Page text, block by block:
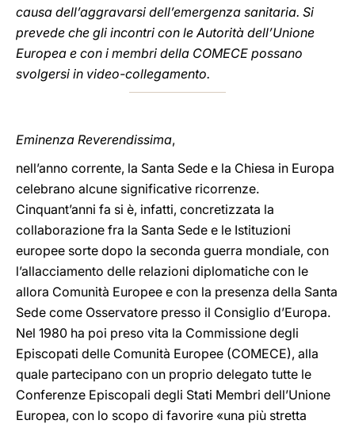
causa dell’aggravarsi dell’emergenza sanitaria. Si
prevede che gli incontri con le Autorità dell’Unione
Europea e con i membri della COMECE possano
svolgersi in video-collegamento.
Eminenza Reverendissima,
nell’anno corrente, la Santa Sede e la Chiesa in Europa
celebrano alcune significative ricorrenze.
Cinquant’anni fa si è, infatti, concretizzata la
collaborazione fra la Santa Sede e le Istituzioni
europee sorte dopo la seconda guerra mondiale, con
l’allacciamento delle relazioni diplomatiche con le
allora Comunità Europee e con la presenza della Santa
Sede come Osservatore presso il Consiglio d’Europa.
Nel 1980 ha poi preso vita la Commissione degli
Episcopati delle Comunità Europee (COMECE), alla
quale partecipano con un proprio delegato tutte le
Conferenze Episcopali degli Stati Membri dell’Unione
Europea, con lo scopo di favorire «una più stretta